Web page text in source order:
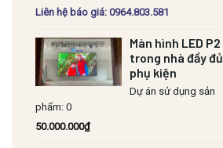
Liên hệ báo giá: 0964.803.581
Màn hình LED P2
trong nhà đầy đủ
phụ kiện
Dự án sử dụng sản
phẩm: 0
50.000.000₫